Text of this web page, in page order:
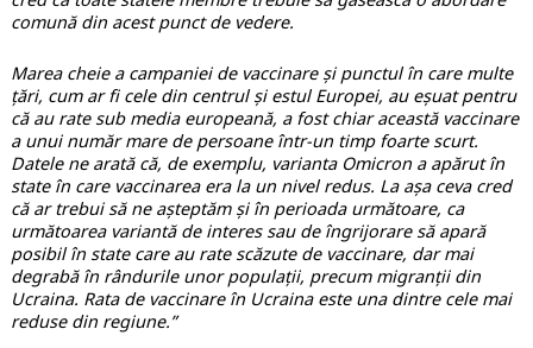
comună din acest punct de vedere.
Marea cheie a campaniei de vaccinare și punctul în care multe
țări, cum ar fi cele din centrul și estul Europei, au eșuat pentru
că au rate sub media europeană, a fost chiar această vaccinare
a unui număr mare de persoane într-un timp foarte scurt.
Datele ne arată că, de exemplu, varianta Omicron a apărut în
state în care vaccinarea era la un nivel redus. La așa ceva cred
că ar trebui să ne așteptăm și în perioada următoare, ca
următoarea variantă de interes sau de îngrijorare să apară
posibil în state care au rate scăzute de vaccinare, dar mai
degrabă în rândurile unor populații, precum migranții din
Ucraina. Rata de vaccinare în Ucraina este una dintre cele mai
reduse din regiune.”